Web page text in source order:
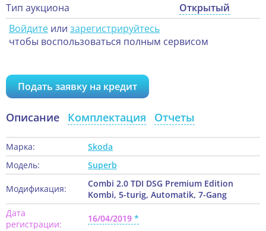
Тип аукциона
Открытый
Войдите или зарегистрируйтесь
чтобы воспользоваться полным сервисом
Подать заявку на кредит
Описание Комплектация Отчеты
Марка:
Skoda
Модель:
Superb
Модификация:
Combi 2.0 TDI DSG Premium Edition
Kombi, 5-turig, Automatik, 7-Gang
Дата
регистрации:
16/04/2019